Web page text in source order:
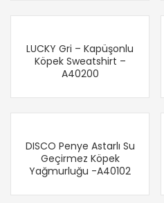
LUCKY Gri – Kapüşonlu
Köpek Sweatshirt –
A40200
DISCO Penye Astarlı Su
Geçirmez Köpek
Yağmurluğu -A40102